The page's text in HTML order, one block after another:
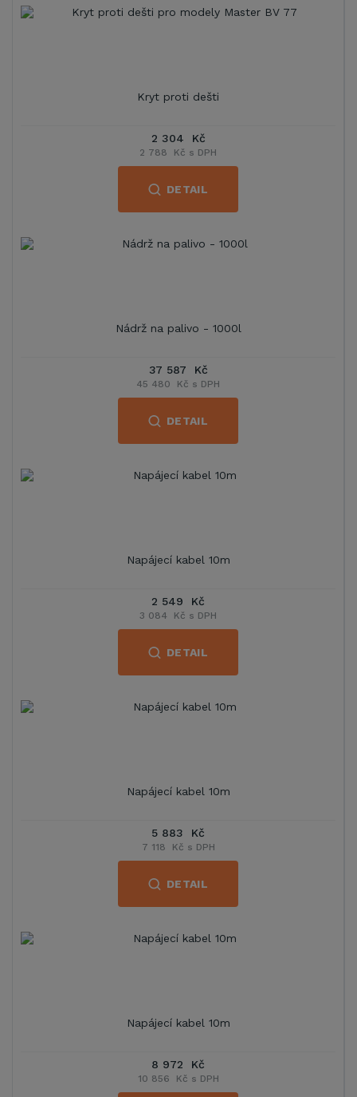
Kryt proti dešti
2 304 Kč
2 788 Kč s DPH
DETAIL
Nádrž na palivo - 1000l
37 587 Kč
45 480 Kč s DPH
DETAIL
Napájecí kabel 10m
2 549 Kč
3 084 Kč s DPH
DETAIL
Napájecí kabel 10m
5 883 Kč
7 118 Kč s DPH
DETAIL
Napájecí kabel 10m
8 972 Kč
10 856 Kč s DPH